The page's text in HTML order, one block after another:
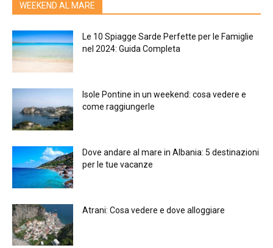
WEEKEND AL MARE
Le 10 Spiagge Sarde Perfette per le Famiglie
nel 2024: Guida Completa
Isole Pontine in un weekend: cosa vedere e
come raggiungerle
Dove andare al mare in Albania: 5 destinazioni
per le tue vacanze
Atrani: Cosa vedere e dove alloggiare